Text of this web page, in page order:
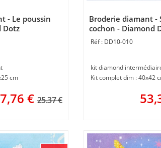
- Le poussin
Dotz
cm
€ 25.37 €
Broderie diamant -
cochon - Diamond
DD10-010
kit diamond
Kit complet dim : 40x42